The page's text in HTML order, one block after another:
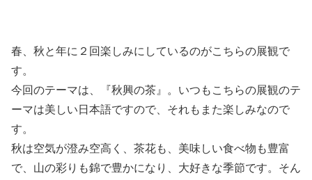
春、秋と年に２回楽しみにしているのがこちらの展観で
す。
今回のテーマは、『秋興の茶』。いつもこちらの展観のテ
ーマは美しい日本語ですので、それもまた楽しみなので
す。
秋は空気が澄み空高く、茶花も、美味しい食べ物も豊富
で、山の彩りも錦で豊かになり、大好きな季節です。そん